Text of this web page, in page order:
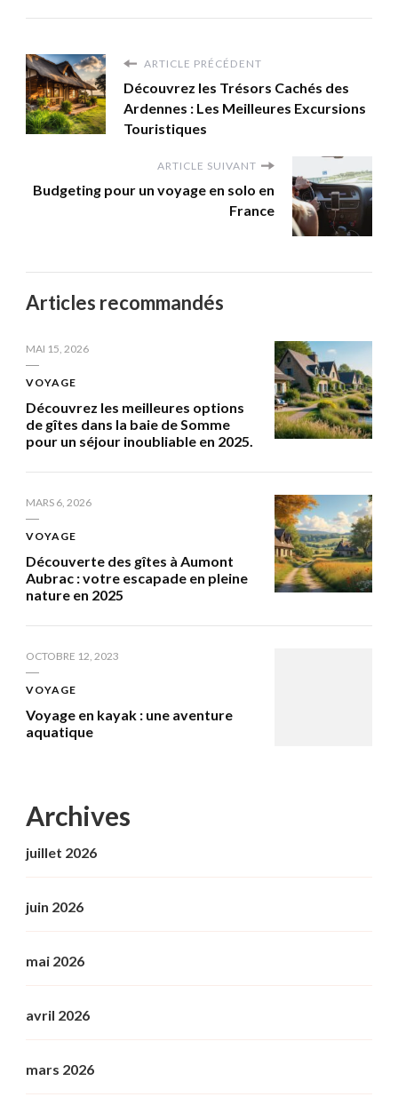
ARTICLE PRÉCÉDENT
Découvrez les Trésors Cachés des
Ardennes : Les Meilleures Excursions
Touristiques
ARTICLE SUIVANT
Budgeting pour un voyage en solo en
France
Articles recommandés
MAI 15, 2026
VOYAGE
Découvrez les meilleures options
de gîtes dans la baie de Somme
pour un séjour inoubliable en 2025.
MARS 6, 2026
VOYAGE
Découverte des gîtes à Aumont
Aubrac : votre escapade en pleine
nature en 2025
OCTOBRE 12, 2023
VOYAGE
Voyage en kayak : une aventure
aquatique
Archives
juillet 2026
juin 2026
mai 2026
avril 2026
mars 2026